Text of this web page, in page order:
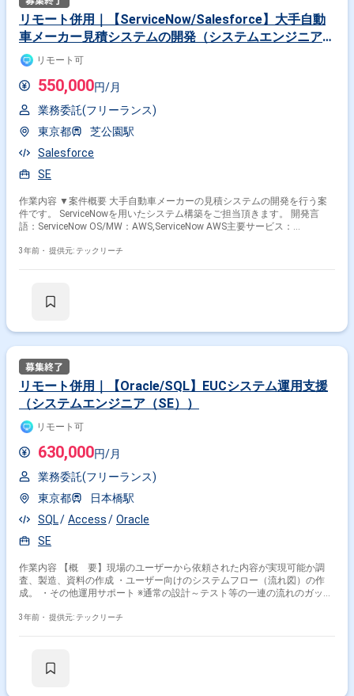
リモート併用｜【ServiceNow/Salesforce】大手自動
車メーカー見積システムの開発（システムエンジニア
（SE））
リモート可
550,000円/月
業務委託(フリーランス)
東京都
芝公園駅
Salesforce
SE
作業内容 ▼案件概要 大手自動車メーカーの見積システムの開発を行う案
件です。 ServiceNowを用いたシステム構築をご担当頂きます。 開発言
語：ServiceNow OS/MW：AWS,ServiceNow AWS主要サービス：
活躍中！】 【20代・30代・40代、活躍中！】 【出社可能な方、活躍
3年前・ 提供元: テックリーチ
リモート併用｜【Oracle/SQL】EUCシステム運用支援
（システムエンジニア（SE））
リモート可
630,000円/月
業務委託(フリーランス)
東京都
日本橋駅
SQL
Access
Oracle
SE
作業内容 【概 要】現場のユーザーから依頼された内容が実現可能か調
査、製造、資料の作成 ・ユーザー向けのシステムフロー（流れ図）の作
成。 ・その他運用サポート ※通常の設計～テスト等の一連の流れのガッツ
代・30代・40代、活躍中！】 【出社可能な方、活躍中！】
3年前・ 提供元: テックリーチ